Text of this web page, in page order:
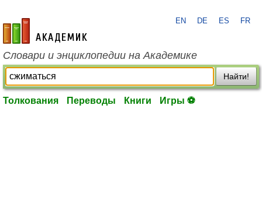
academic.ru
EN DE ES FR
Словари и энциклопедии на Академике
Найти!
Толкования Переводы Книги Игры ⚽